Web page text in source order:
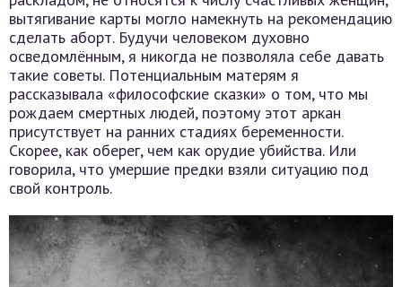
вытягивание карты могло намекнуть на рекомендацию
сделать аборт. Будучи человеком духовно
осведомлённым, я никогда не позволяла себе давать
такие советы. Потенциальным матерям я
рассказывала «философские сказки» о том, что мы
рождаем смертных людей, поэтому этот аркан
присутствует на ранних стадиях беременности.
Скорее, как оберег, чем как орудие убийства. Или
говорила, что умершие предки взяли ситуацию под
свой контроль.